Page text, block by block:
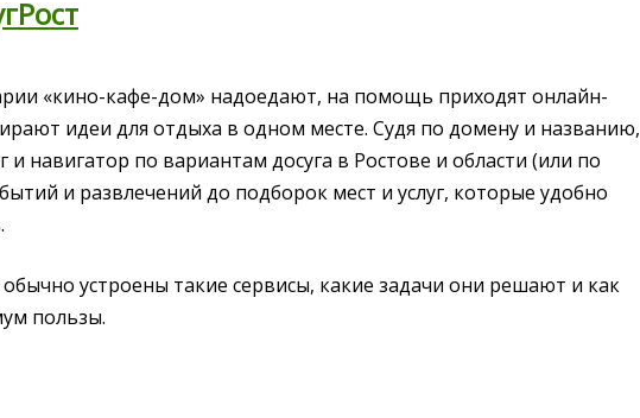
«кино-кафе-дом» надоедают, на помощь приходят онлайн-
идеи для отдыха в одном месте. Судя по домену и названию,
и навигатор по вариантам досуга в Ростове и области (или по
и развлечений до подборок мест и услуг, которые удобно
устроены такие сервисы, какие задачи они решают и как
пользы.